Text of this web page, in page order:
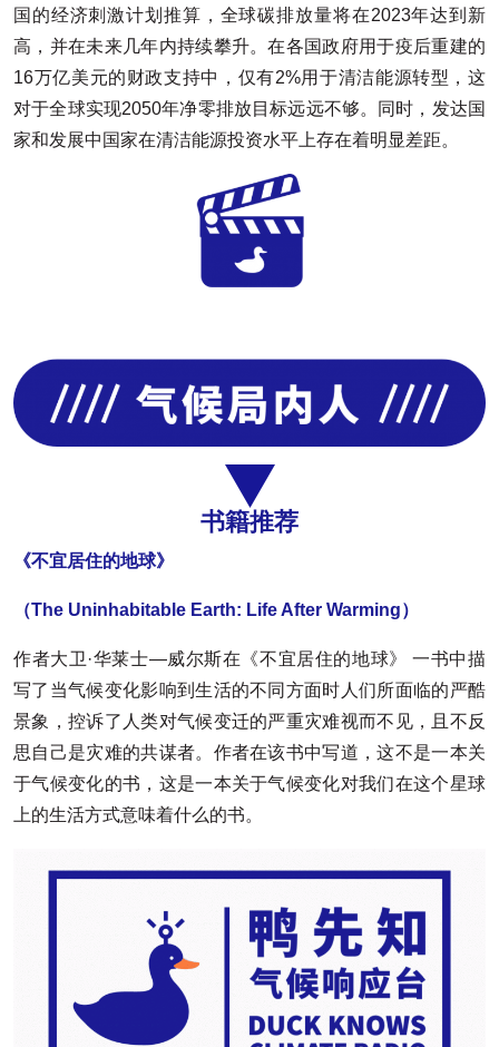
国的经济刺激计划推算，全球碳排放量将在2023年达到新
高，并在未来几年内持续攀升。在各国政府用于疫后重建的
16万亿美元的财政支持中，仅有2%用于清洁能源转型，这
对于全球实现2050年净零排放目标远远不够。同时，发达国
家和发展中国家在清洁能源投资水平上存在着明显差距。
书籍推荐
《不宜居住的地球》
（The Uninhabitable Earth: Life After Warming）
作者大卫·华莱士—威尔斯在《不宜居住的地球》 一书中描
写了当气候变化影响到生活的不同方面时人们所面临的严酷
景象，控诉了人类对气候变迁的严重灾难视而不见，且不反
思自己是灾难的共谋者。作者在该书中写道，这不是一本关
于气候变化的书，这是一本关于气候变化对我们在这个星球
上的生活方式意味着什么的书。